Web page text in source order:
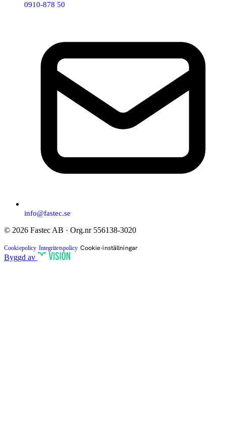
0910-878 50
info@fastec.se
© 2026 Fastec AB · Org.nr 556138-3020
Cookiepolicy Integritetspolicy Cookie-inställningar
Byggd av